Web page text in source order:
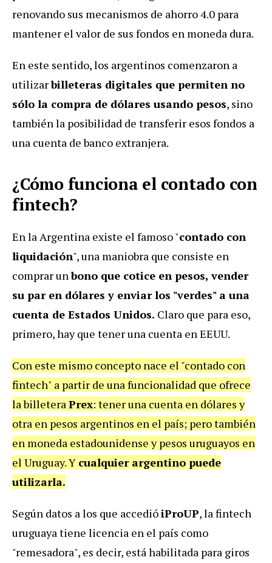
renovando sus mecanismos de ahorro 4.0 para
mantener el valor de sus fondos en moneda dura.
En este sentido, los argentinos comenzaron a
utilizarbilleteras digitales que permiten no
sólo la compra de dólares usando pesos, sino
también la posibilidad de transferir esos fondos a
una cuenta de banco extranjera.
¿Cómo funciona el contado con
fintech?
En la Argentina existe el famoso "contado con
liquidación", una maniobra que consiste en
comprar unbono que cotice en pesos, vender
su par en dólares y enviar los "verdes" a una
cuenta de Estados Unidos. Claro que para eso,
primero, hay que tener una cuenta en EEUU.
Con este mismo concepto nace el "contado con
fintech" a partir de una funcionalidad que ofrece
la billeteraPrex: tener una cuenta en dólares y
otra en pesos argentinos en el país; pero también
en moneda estadounidense y pesos uruguayos en
el Uruguay. Y cualquier argentino puede
utilizarla.
Según datos a los que accedióiProUP, la fintech
uruguaya tiene licencia en el país como
"remesadora", es decir, está habilitada para giros